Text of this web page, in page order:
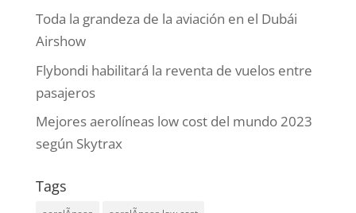
Toda la grandeza de la aviación en el Dubái
Airshow
Flybondi habilitará la reventa de vuelos entre
pasajeros
Mejores aerolíneas low cost del mundo 2023
según Skytrax
Tags